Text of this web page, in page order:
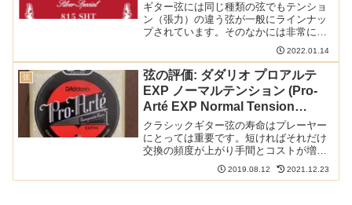
ギター弦には同じ種類の弦でもテンショ
ン（張力）の違う弦が一般にラインナッ
プされています。そのなかには非常にテ
ンションが高いものがあり、弾きこなす
のに苦労するものも。この記事ではハイ
テンション弦のなかでも特にテンション
が高い弦を紹介します。以...
2022.01.14
弦
弦の評価: ダダリオ プロアルテ
EXP ノーマルテンション (Pro-
Arté EXP Normal Tension
EXP45)
クラシックギター弦の寿命はプレーヤー
にとっては重要です。短ければそれだけ
交換の頻度が上がり手間とコストが増え
ます。プロアルテのEXPシリーズは特に
寿命の短い低音弦にコーティングを施す
2019.08.12 2021.12.23